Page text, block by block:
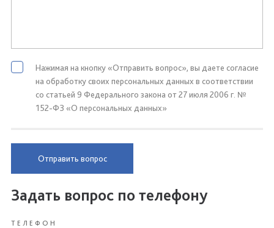
Нажимая на кнопку «Отправить вопрос», вы даете согласие
на обработку своих персональных данных в соответствии
со статьей 9 Федерального закона от 27 июля 2006 г. №
152-ФЗ «О персональных данных»
Отправить вопрос
Задать вопрос по телефону
ТЕЛЕФОН